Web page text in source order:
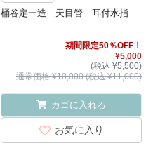
桶谷定一造 天目管 耳付水指
期間限定50％OFF！
¥5,000
(税込 ¥5,500)
通常価格 ¥10,000 (税込 ¥11,000)
カゴに入れる
お気に入り